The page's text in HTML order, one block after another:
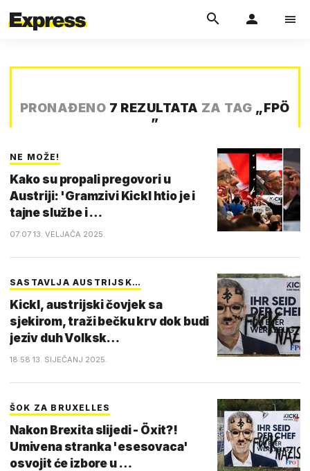
PRONAĐENO 7 REZULTATA ZA TAG „FPÖ
”
NE MOŽE!
Kako su propali pregovori u
Austriji: 'Gramzivi Kickl htio je i
tajne službe i …
07:07 13. VELJAČA 2025.
SASTAVLJA AUSTRIJSK…
Kickl, austrijski čovjek sa
sjekirom, traži bečku krv dok budi
jeziv duh Volksk…
18:58 13. SIJEČANJ 2025.
ŠOK ZA BRUXELLES
Nakon Brexita slijedi - Öxit?!
Umivena stranka 'esesovaca'
osvojit će izbore u …